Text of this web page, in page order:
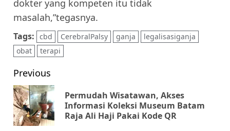
dokter yang kompeten itu tidak
masalah,”tegasnya.
Tags: cbd CerebralPalsy ganja
legalisasiganja
obat
terapi
Post
navigation
Previous
Permudah Wisatawan, Akses
Informasi Koleksi Museum Batam
Raja Ali Haji Pakai Kode QR